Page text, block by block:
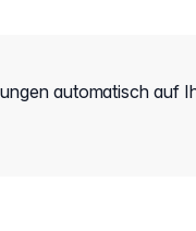
automatisch auf